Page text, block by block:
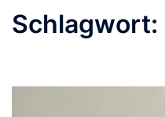
Schlagwort: